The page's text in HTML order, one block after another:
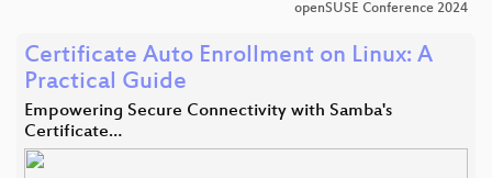
openSUSE Conference 2024
Certificate Auto Enrollment on Linux: A
Practical Guide
Empowering Secure Connectivity with Samba's
Certificate…